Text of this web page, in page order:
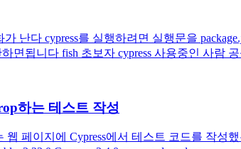
난다 cypress를 실행하려면 실행문을
면됩니다 fish 초보자 cypress 사용중인 사람
하는 테스트 작성
웹 페이지에 Cypress에서 테스트 코드를 작